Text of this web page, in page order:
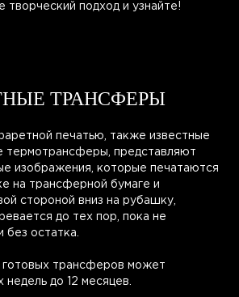
творческий подход и узнайте!
ТРАНСФЕРЫ
печатью, также известные
термотрансферы, представляют
изображения, которые печатаются
на трансферной бумаге и
стороной вниз на рубашку,
до тех пор, пока не
без остатка.
трансферов может
недель до 12 месяцев.